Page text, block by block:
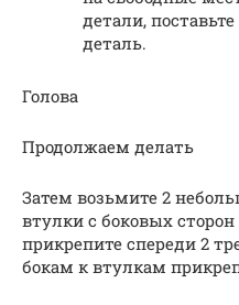
детали,
деталь.
Голова
Продолжаем делать
Затем возьмите 2
втулки с боковых сторон
прикрепите спереди 2
бокам к втулкам